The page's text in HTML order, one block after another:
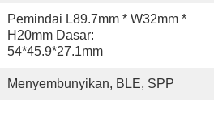
Pemindai L89.7mm * W32mm *
H20mm Dasar:
54*45.9*27.1mm
Menyembunyikan, BLE, SPP